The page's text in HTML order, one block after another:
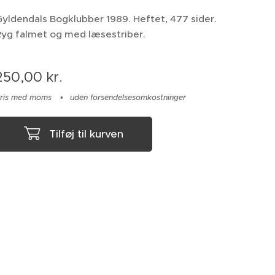
Bogklubber 1989. Heftet, 477 sider.
falmet og med læsestriber.
kr.
med moms uden forsendelsesomkostninger
Tilføj til kurven